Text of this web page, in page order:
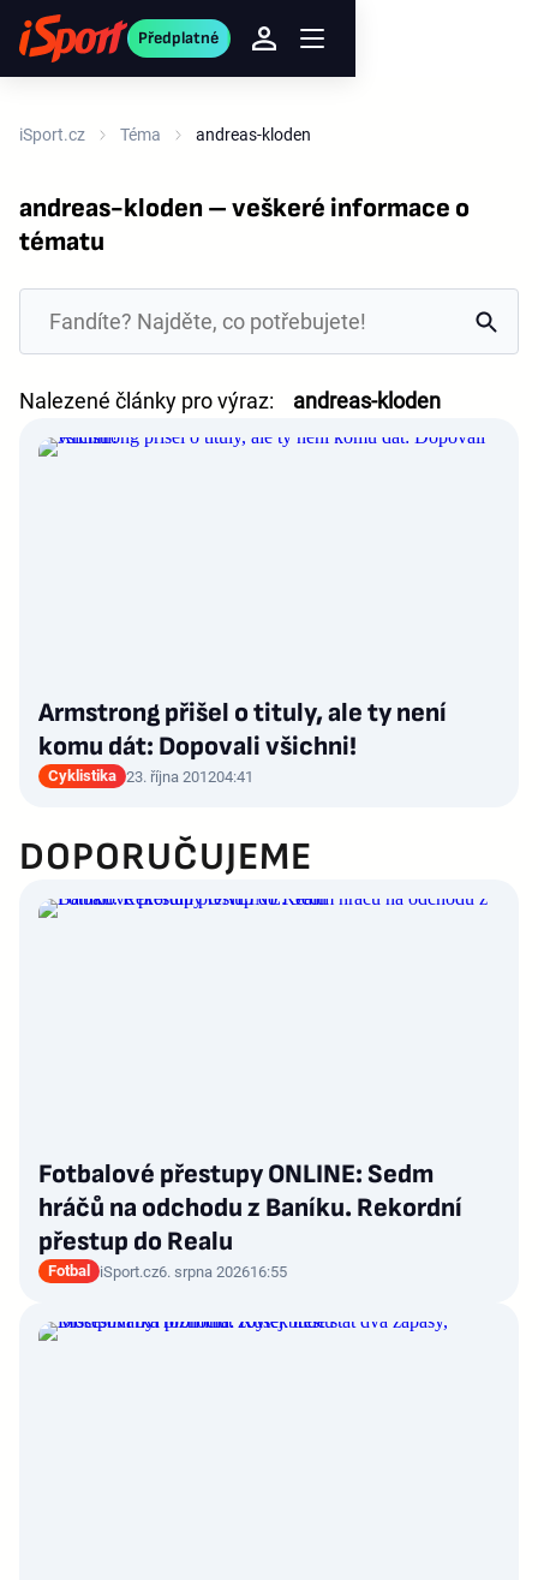
Předplatné
iSport.cz Téma andreas-kloden
andreas-kloden – veškeré informace o
tématu
Nalezené články pro výraz: andreas-kloden
Armstrong přišel o tituly, ale ty není
komu dát: Dopovali všichni!
Cyklistika 23. října 201204:41
DOPORUČUJEME
Fotbalové přestupy ONLINE: Sedm
hráčů na odchodu z Baníku. Rekordní
přestup do Realu
Fotbal iSport.cz6. srpna 202616:55